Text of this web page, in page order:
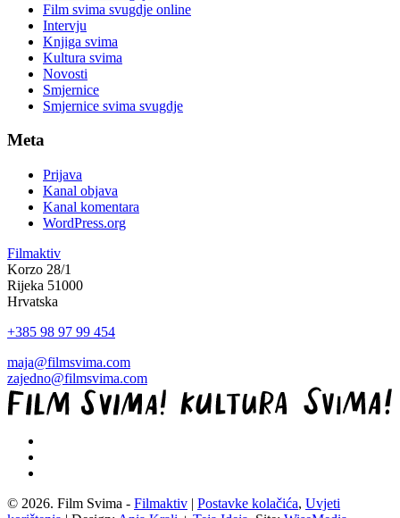
Film svima svugdje online
Intervju
Knjiga svima
Kultura svima
Novosti
Smjernice
Smjernice svima svugdje
Meta
Prijava
Kanal objava
Kanal komentara
WordPress.org
Filmaktiv
Korzo 28/1
Rijeka 51000
Hrvatska
+385 98 97 99 454
maja@filmsvima.com
zajedno@filmsvima.com
© 2026. Film Svima - Filmaktiv | Postavke kolačića, Uvjeti